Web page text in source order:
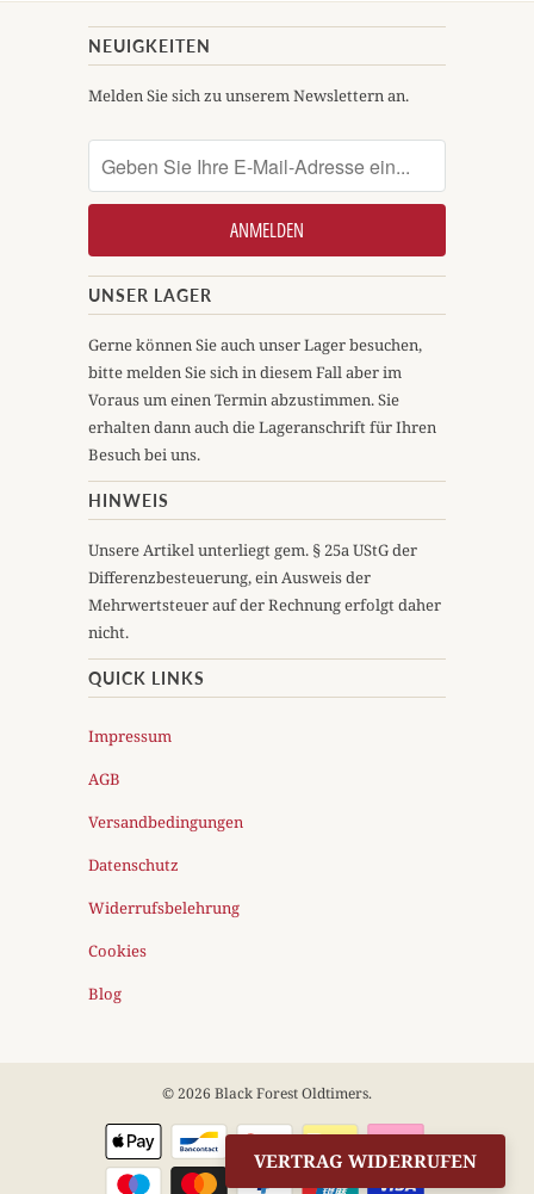
NEUIGKEITEN
Melden Sie sich zu unserem Newslettern an.
UNSER LAGER
Gerne können Sie auch unser Lager besuchen,
bitte melden Sie sich in diesem Fall aber im
Voraus um einen Termin abzustimmen. Sie
erhalten dann auch die Lageranschrift für Ihren
Besuch bei uns.
HINWEIS
Unsere Artikel unterliegt gem. § 25a UStG der
Differenzbesteuerung, ein Ausweis der
Mehrwertsteuer auf der Rechnung erfolgt daher
nicht.
QUICK LINKS
Impressum
AGB
Versandbedingungen
Datenschutz
Widerrufsbelehrung
Cookies
Blog
© 2026 Black Forest Oldtimers.
VERTRAG WIDERRUFEN